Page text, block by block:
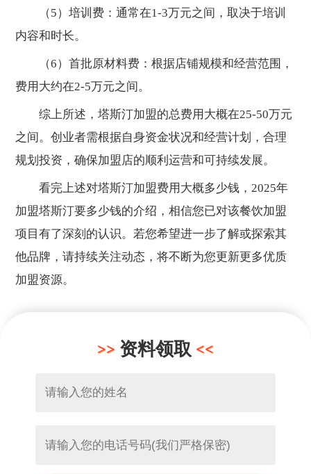
（5）培训费：通常在1-3万元之间，取决于培训
内容和时长。
（6）首批原材料费：根据店铺规模和经营范围，
费用大约在2-5万元之间。
综上所述，塔斯汀加盟的总费用大概在25-50万元
之间。创业者需根据自身资金状况和经营计划，合理
规划投资，确保加盟店的顺利运营和可持续发展。
看完上述对塔斯汀加盟费用大概多少钱，2025年
加盟塔斯汀要多少钱的介绍，相信您已对该餐饮加盟
项目有了深刻的认识。若您希望进一步了解或探索其
他品牌，请持续关注动态，将不断为您更新更多优质
加盟资源。
资料领取